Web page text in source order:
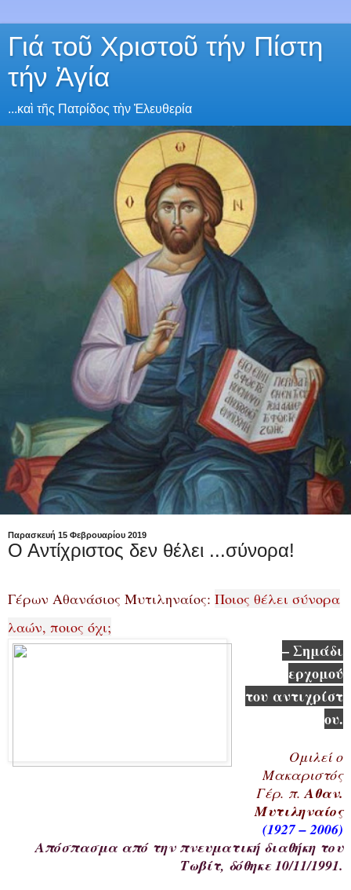
Γιά τοῦ Χριστοῦ τήν Πίστη
τήν Ἁγία
...καὶ τῆς Πατρίδος τὴν Ἐλευθερία
Παρασκευή 15 Φεβρουαρίου 2019
Ο Αντίχριστος δεν θέλει ...σύνορα!
Γέρων Αθανάσιος Μυτιληναίος: Ποιος θέλει σύνορα
λαών, ποιος όχι;
– Σημάδι
ερχομού
του αντιχρίστ
ου.
Ομιλεί ο
Μακαριστός
Γέρ. π. Αθαν.
Μυτιληναίος
(1927 – 2006)
Απόσπασμα από την πνευματική διαθήκη του
Τωβίτ, δόθηκε 10/11/1991.